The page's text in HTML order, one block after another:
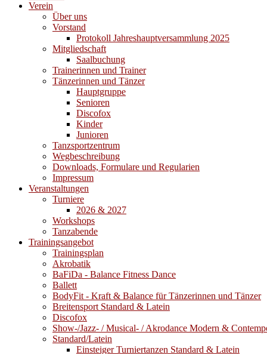
Verein
Über uns
Vorstand
Protokoll Jahreshauptversammlung 2025
Mitgliedschaft
Saalbuchung
Trainerinnen und Trainer
Tänzerinnen und Tänzer
Hauptgruppe
Senioren
Discofox
Kinder
Junioren
Tanzsportzentrum
Wegbeschreibung
Downloads, Formulare und Regularien
Impressum
Veranstaltungen
Turniere
2026 & 2027
Workshops
Tanzabende
Trainingsangebot
Trainingsplan
Akrobatik
BaFiDa - Balance Fitness Dance
Ballett
BodyFit - Kraft & Balance für Tänzerinnen und Tänzer
Breitensport Standard & Latein
Discofox
Show-/Jazz- / Musical- / Akrodance Modern &
Standard/Latein
Einsteiger Turniertanzen Standard & Latein